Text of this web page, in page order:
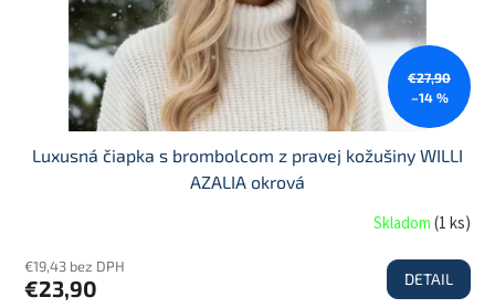
€27,90
–14 %
Luxusná čiapka s brombolcom z pravej kožušiny WILLI
AZALIA okrová
Skladom(1 ks)
€19,43 bez DPH
€23,90 DETAIL